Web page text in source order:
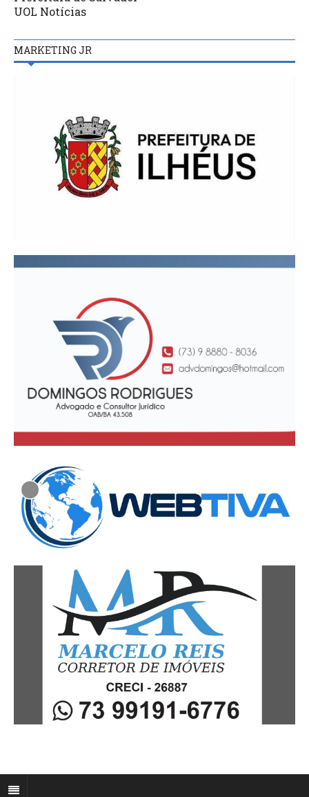
UOL Notícias
MARKETING JR